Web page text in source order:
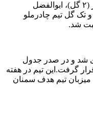
گل‌های فولاد هرمزگان را موحد محمدپور (۲ گل)، ابوالفضل
تک گل تیم چادرملو
شد.
فولاد هرمزگان ۲۸ امتیازی شد و در صدر جدول
گرفت.این تیم در هفته
میزبان تیم هدف سمنان